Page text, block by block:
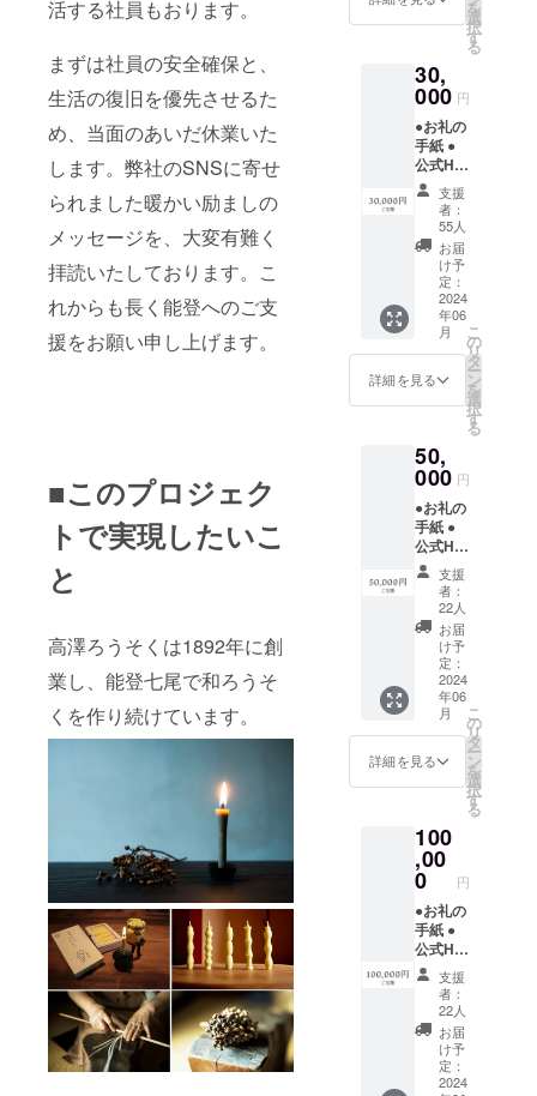
活する社員もおります。
まずは社員の安全確保と、
生活の復旧を優先させるた
め、当面のあいだ休業いた
します。弊社のSNSに寄せ
られました暖かい励ましの
メッセージを、大変有難く
拝読いたしております。こ
れからも長く能登へのご支
援をお願い申し上げます。
■このプロジェク
トで実現したいこ
と
高澤ろうそくは1892年に創
業し、能登七尾で和ろうそ
くを作り続けています。
記入）
●お店で
交換券
（2,000
円分）
※再建後
から有
効期限1
年間
を
選
択
す
る
30,
000 円
●お礼の
手紙 ●
公式HP
にお名
前掲載
（1年
間） ※
備考欄
にお名
前を記
入（匿
名は
「な
し」と
記入）
●お店で
交換券
（3,000
円分）
※再建後
から有
効期限1
年間
支援
者：
55人
お届
け予
定：
2024
年06
月
詳細を見る
こ
の
リ
タ
ー
ン
を
選
択
す
る
50,
000 円
●お礼の
手紙 ●
公式HP
にお名
前掲載
（1年
間） ※
備考欄
にお名
前を記
入（匿
名は
「な
し」と
記入）
●お店で
交換券
（5,000
円分）
※再建後
から有
効期限1
年間
支援
者：
22人
お届
け予
定：
2024
年06
月
詳細を見る
こ
の
リ
タ
ー
ン
を
選
択
す
る
100
,00
0 円
●お礼の
手紙 ●
公式HP
にお名
前掲載
（1年
間） ※
備考欄
にお名
前を記
支援
者：
22人
お届
け予
定：
2024